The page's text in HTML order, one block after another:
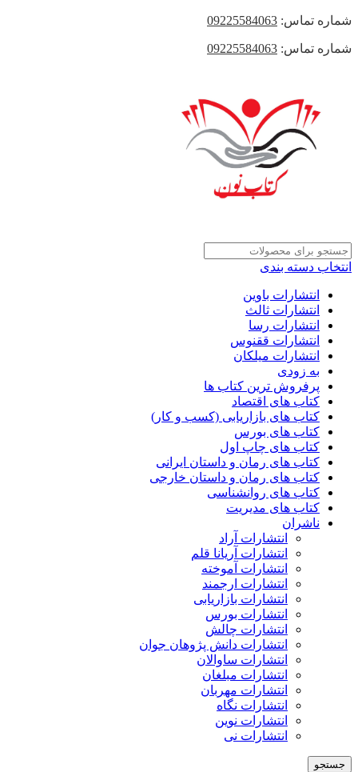
شماره تماس: 09225584063
شماره تماس: 09225584063
انتخاب دسته بندی
انتشارات باوین
انتشارات ثالث
انتشارات رسا
انتشارات ققنوس
انتشارات میلکان
به زودی
پرفروش ترین کتاب ها
کتاب های اقتصاد
کتاب های بازاریابی (کسب و کار)
کتاب های بورس
کتاب های چاپ اول
کتاب های رمان و داستان ایرانی
کتاب های رمان و داستان خارجی
کتاب های روانشناسی
کتاب های مدیریت
ناشران
انتشارات آراد
انتشارات آریانا قلم
انتشارات آموخته
انتشارات ارجمند
انتشارات بازاریابی
انتشارات بورس
انتشارات چالش
انتشارات دانش پژوهان جوان
انتشارات ساوالان
انتشارات مبلغان
انتشارات مهربان
انتشارات نگاه
انتشارات نوین
انتشارات نی
جستجو